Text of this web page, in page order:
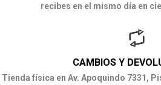
recibes en el mismo día en
CAMBIOS Y
Tienda física en Av. Apoquindo 7331,